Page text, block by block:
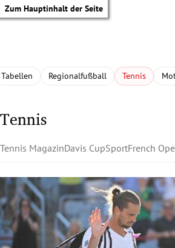
Zum Hauptinhalt der Seite
Tabellen Regionalfußball Tennis
Tennis
Tennis MagazinDavis CupSportFrench